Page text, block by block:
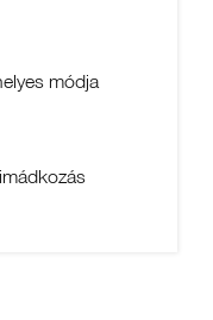
módja